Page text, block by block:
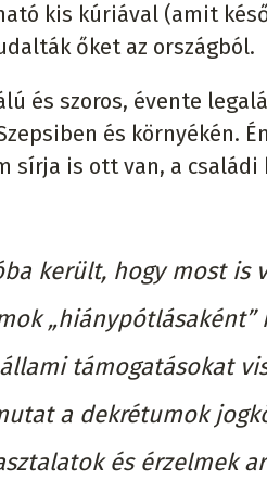
kis kúriával (amit
őket az országból.
és szoros, évente
és környékén.
sírja is ott van, a
került, hogy most is
„hiánypótlásaként”
támogatásokat
a dekrétumok
és érzelmek